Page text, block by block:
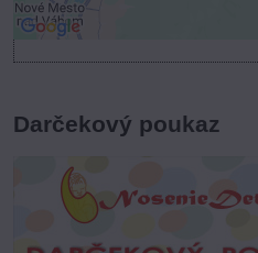
Darčekový poukaz